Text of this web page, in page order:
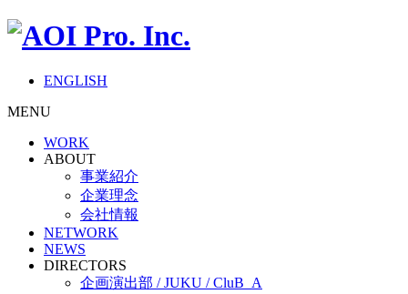
ENGLISH
MENU
WORK
ABOUT
事業紹介
企業理念
会社情報
NETWORK
NEWS
DIRECTORS
企画演出部 / JUKU / CluB_A